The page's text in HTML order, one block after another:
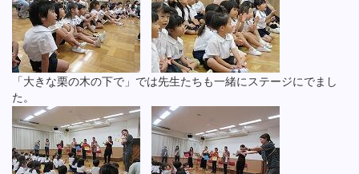
「大きな栗の木の下で」では先生たちも一緒にステージにでまし
た。